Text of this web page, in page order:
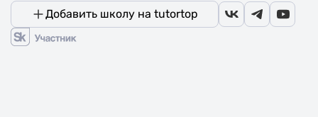
Добавить школу на tutortop